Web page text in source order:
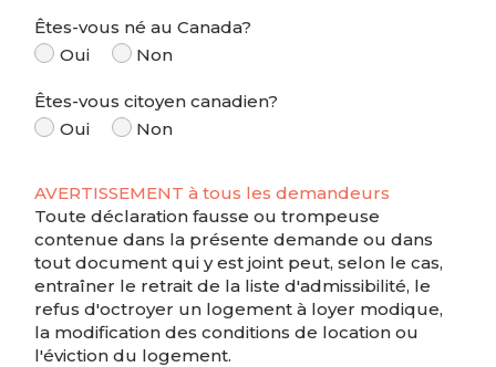
Êtes-vous né au Canada?
Oui
Non
Êtes-vous citoyen canadien?
Oui
Non
AVERTISSEMENT à tous les demandeurs
Toute déclaration fausse ou trompeuse
contenue dans la présente demande ou dans
tout document qui y est joint peut, selon le cas,
entraîner le retrait de la liste d'admissibilité, le
refus d'octroyer un logement à loyer modique,
la modification des conditions de location ou
l'éviction du logement.